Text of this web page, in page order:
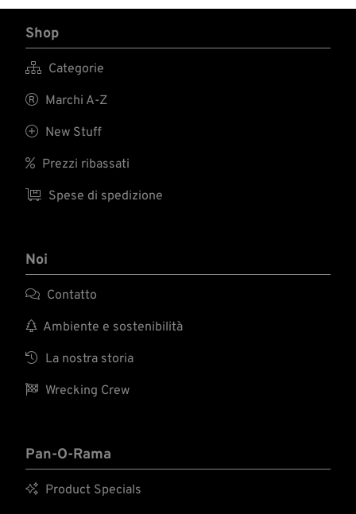
Shop
 Categorie
 Marchi A-Z
 New Stuff
 Prezzi ribassati
 Spese di spedizione
Noi
 Contatto
 Ambiente e sostenibilità
 La nostra storia
 Wrecking Crew
Pan-O-Rama
 Product Specials